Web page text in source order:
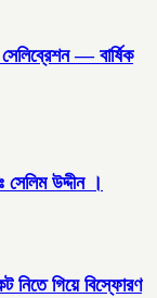
— বার্ষিক
উদ্দীন ।
নিতে গিয়ে বিস্ফোরণ